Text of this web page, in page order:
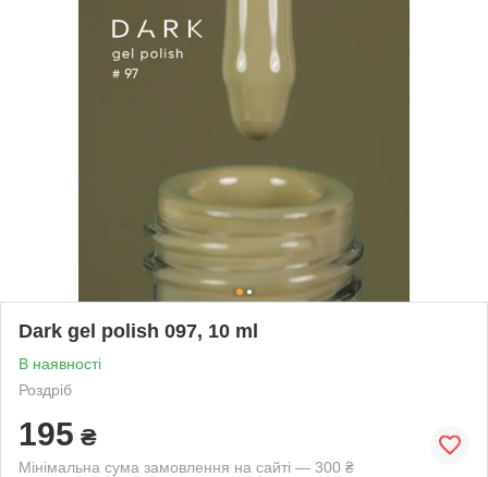
Dark gel polish 097, 10 ml
В наявності
Роздріб
195 ₴
Мінімальна сума замовлення на сайті — 300 ₴